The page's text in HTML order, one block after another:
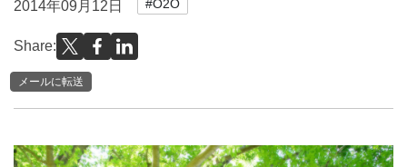
2014年09月12日 #O2O
Share:
メールに転送